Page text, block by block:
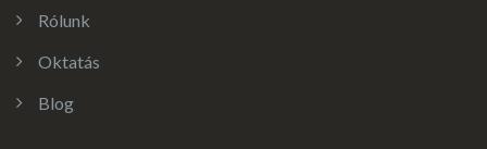
Rólunk
Oktatás
Blog